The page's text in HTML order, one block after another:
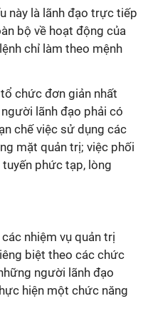
này là lãnh đạo trực tiếp
bộ về hoạt động của
chỉ làm theo mệnh
chức đơn giản nhất
lãnh đạo phải có
chế việc sử dụng các
mặt quản trị; việc phối
phức tạp, lòng
nhiệm vụ quản trị
biệt theo các chức
người lãnh đạo
hiện một chức năng